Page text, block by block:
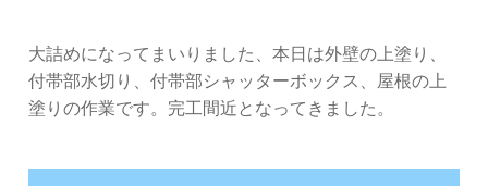
大詰めになってまいりました、本日は外壁の上塗り、
付帯部水切り、付帯部シャッターボックス、屋根の上
塗りの作業です。完工間近となってきました。